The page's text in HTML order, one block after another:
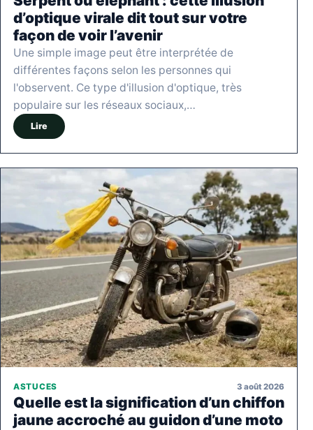
d’optique virale dit tout sur votre
façon de voir l’avenir
Une simple image peut être interprétée de
différentes façons selon les personnes qui
l'observent. Ce type d'illusion d'optique, très
populaire sur les réseaux sociaux,…
Lire
ASTUCES 3 août 2026
Quelle est la signification d’un chiffon
jaune accroché au guidon d’une moto